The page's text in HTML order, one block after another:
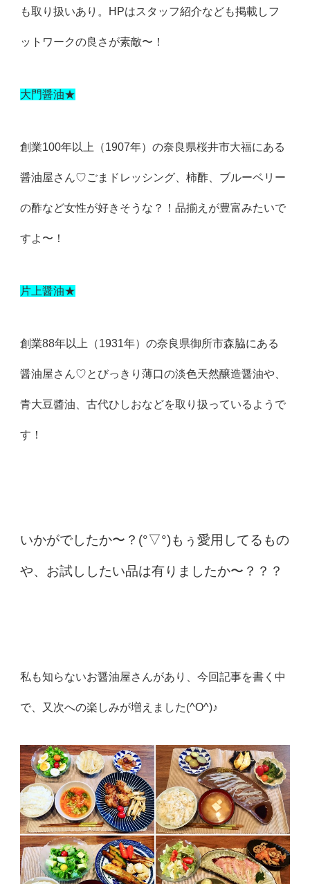
も取り扱いあり。HPはスタッフ紹介なども掲載しフ
ットワークの良さが素敵〜！
大門醤油★
創業100年以上（1907年）の奈良県桜井市大福にある
醤油屋さん♡ごまドレッシング、柿酢、ブルーベリー
の酢など女性が好きそうな？！品揃えが豊富みたいで
すよ〜！
片上醤油★
創業88年以上（1931年）の奈良県御所市森脇にある
醤油屋さん♡とびっきり薄口の淡色天然醸造醤油や、
青大豆醬油、古代ひしおなどを取り扱っているようで
す！
いかがでしたか〜？(°▽°)もぅ愛用してるもの
や、お試ししたい品は有りましたか〜？？？
私も知らないお醤油屋さんがあり、今回記事を書く中
で、又次への楽しみが増えました(^O^)♪